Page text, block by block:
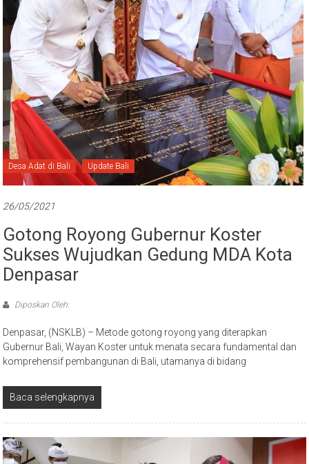
Bali
Desa Adat di Bali Update Bali
26/05/2021
Gotong Royong Gubernur Koster
Sukses Wujudkan Gedung MDA Kota
Denpasar
Diposkan Oleh:
Denpasar, (NSKLB) – Metode gotong royong yang diterapkan
Gubernur Bali, Wayan Koster untuk menata secara fundamental dan
komprehensif pembangunan di Bali, utamanya di bidang
Baca selengkapnya